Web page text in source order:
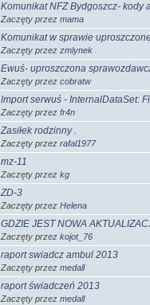
Komunikat NFZ Bydgoszcz- kody
Zaczęty przezmama
Komunikat w sprawie
Zaczęty przezzmlynek
Ewuś- uproszczona
Zaczęty przezcobratw
Import serwuś - InternalDataSet:
Zaczęty przezfr4n
Zasiłek rodzinny .
Zaczęty przezrafal1977
mz-11
Zaczęty przezkg
ZD-3
Zaczęty przezHelena
GDZIE JEST NOWA
Zaczęty przezkojot_76
raport swiadcz ambul 2013
Zaczęty przezmedall
raport świadczeń 2013
Zaczęty przezmedall